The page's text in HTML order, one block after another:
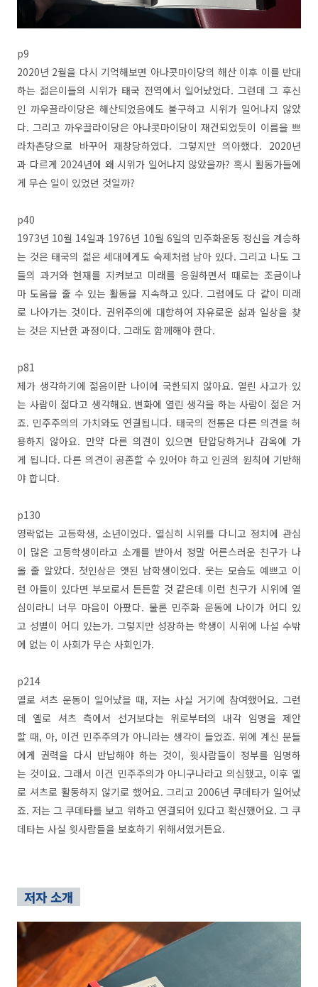
p9
2020년 2월을 다시 기억해보면 아나콧마이당의 해산 이후 이를 반대
하는 젊은이들의 시위가 태국 전역에서 일어났었다. 그런데 그 후신
인 까우끌라이당은 해산되었음에도 불구하고 시위가 일어나지 않았
다. 그리고 까우끌라이당은 아나콧마이당이 재건되었듯이 이름을 쁘
라차촌당으로 바꾸어 재창당하였다. 그렇지만 의아했다. 2020년
과 다르게 2024년에 왜 시위가 일어나지 않았을까? 혹시 활동가들에
게 무슨 일이 있었던 것일까?
p40
1973년 10월 14일과 1976년 10월 6일의 민주화운동 정신을 계승하
는 것은 태국의 젊은 세대에게도 숙제처럼 남아 있다. 그리고 나도 그
들의 과거와 현재를 지켜보고 미래를 응원하면서 때로는 조금이나
마 도움을 줄 수 있는 활동을 지속하고 있다. 그럼에도 다 같이 미래
로 나아가는 것이다. 권위주의에 대항하여 자유로운 삶과 일상을 찾
는 것은 지난한 과정이다. 그래도 함께해야 한다.
p81
제가 생각하기에 젊음이란 나이에 국한되지 않아요. 열린 사고가 있
는 사람이 젊다고 생각해요. 변화에 열린 생각을 하는 사람이 젊은 거
죠. 민주주의의 가치와도 연결됩니다. 태국의 전통은 다른 의견을 허
용하지 않아요. 만약 다른 의견이 있으면 탄압당하거나 감옥에 가
게 됩니다. 다른 의견이 공존할 수 있어야 하고 인권의 원칙에 기반해
야 합니다.
p130
영락없는 고등학생, 소년이었다. 열심히 시위를 다니고 정치에 관심
이 많은 고등학생이라고 소개를 받아서 정말 어른스러운 친구가 나
올 줄 알았다. 첫인상은 앳된 남학생이었다. 웃는 모습도 예쁘고 이
런 아들이 있다면 부모로서 든든할 것 같은데 이런 친구가 시위에 열
심이라니 너무 마음이 아팠다. 물론 민주화 운동에 나이가 어디 있
고 성별이 어디 있는가. 그렇지만 성장하는 학생이 시위에 나설 수밖
에 없는 이 사회가 무슨 사회인가.
p214
옐로 셔츠 운동이 일어났을 때, 저는 사실 거기에 참여했어요. 그런
데 옐로 셔츠 측에서 선거보다는 위로부터의 내각 임명을 제안
할 때, 아, 이건 민주주의가 아니라는 생각이 들었죠. 위에 계신 분들
에게 권력을 다시 반납해야 하는 것이, 윗사람들이 정부를 임명하
는 것이요. 그래서 이건 민주주의가 아니구나라고 의심했고, 이후 옐
로 셔츠로 활동하지 않기로 했어요. 그리고 2006년 쿠데타가 일어났
죠. 저는 그 쿠데타를 보고 위하고 연결되어 있다고 확신했어요. 그 쿠
데타는 사실 윗사람들을 보호하기 위해서였거든요.
저자 소개